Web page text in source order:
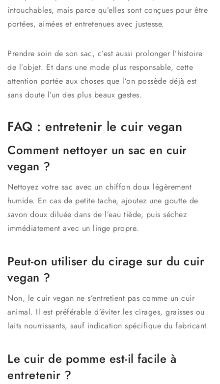
intouchables, mais parce qu’elles sont conçues pour être
portées, aimées et entretenues avec justesse.
Prendre soin de son sac, c’est aussi prolonger l’histoire
de l’objet. Et dans une mode plus responsable, cette
attention portée aux choses que l’on possède déjà est
sans doute l’un des plus beaux gestes.
FAQ : entretenir le cuir vegan
Comment nettoyer un sac en cuir
vegan ?
Nettoyez votre sac avec un chiffon doux légèrement
humide. En cas de petite tache, ajoutez une goutte de
savon doux diluée dans de l’eau tiède, puis séchez
immédiatement avec un linge propre.
Peut-on utiliser du cirage sur du cuir
vegan ?
Non, le cuir vegan ne s’entretient pas comme un cuir
animal. Il est préférable d’éviter les cirages, graisses ou
laits nourrissants, sauf indication spécifique du fabricant.
Le cuir de pomme est-il facile à
entretenir ?